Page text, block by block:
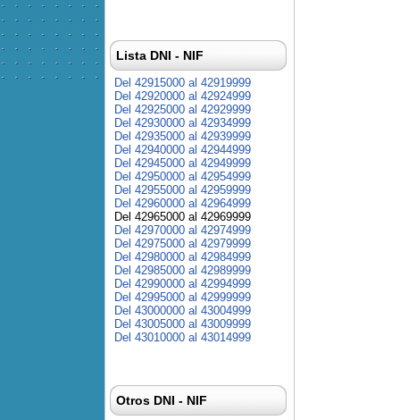
Lista DNI - NIF
Del 42915000 al 42919999
Del 42920000 al 42924999
Del 42925000 al 42929999
Del 42930000 al 42934999
Del 42935000 al 42939999
Del 42940000 al 42944999
Del 42945000 al 42949999
Del 42950000 al 42954999
Del 42955000 al 42959999
Del 42960000 al 42964999
Del 42965000 al 42969999
Del 42970000 al 42974999
Del 42975000 al 42979999
Del 42980000 al 42984999
Del 42985000 al 42989999
Del 42990000 al 42994999
Del 42995000 al 42999999
Del 43000000 al 43004999
Del 43005000 al 43009999
Del 43010000 al 43014999
Otros DNI - NIF